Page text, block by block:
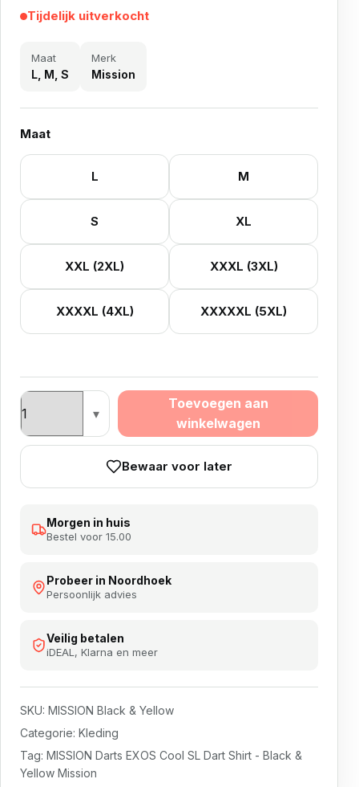
Tijdelijk uitverkocht
Maat
L, M, S
Merk
Mission
Maat
L M
S XL
XXL (2XL) XXXL (3XL)
XXXXL (4XL) XXXXXL (5XL)
Mission Dartshirt aantal
Toevoegen aan
winkelwagen
Bewaar voor later
Morgen in huis
Bestel voor 15.00
Probeer in Noordhoek
Persoonlijk advies
Veilig betalen
iDEAL, Klarna en meer
SKU: MISSION Black & Yellow
Categorie: Kleding
Tag: MISSION Darts EXOS Cool SL Dart Shirt - Black &
Yellow Mission